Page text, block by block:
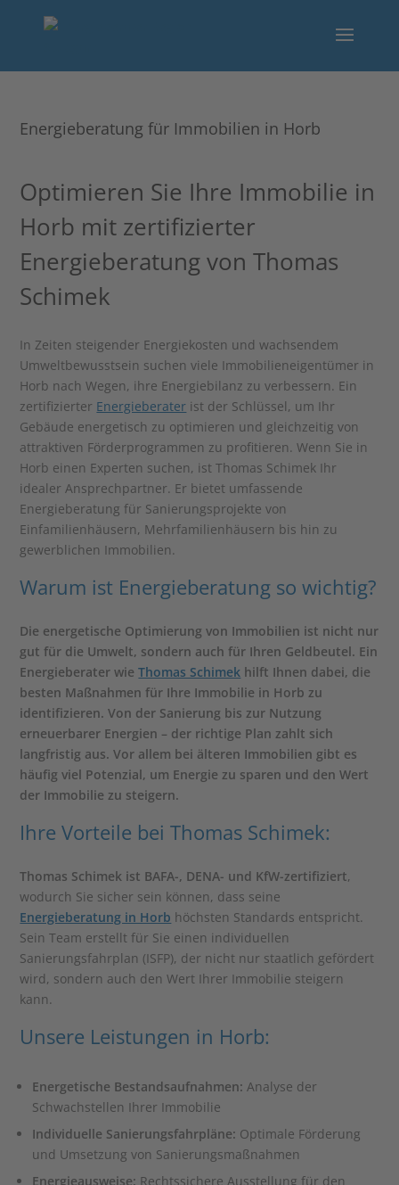
Energieberatung für Immobilien in Horb
Optimieren Sie Ihre Immobilie in
Horb mit zertifizierter
Energieberatung von Thomas
Schimek
In Zeiten steigender Energiekosten und wachsendem
Umweltbewusstsein suchen viele Immobilieneigentümer in
Horb nach Wegen, ihre Energiebilanz zu verbessern. Ein
zertifizierter Energieberater ist der Schlüssel, um Ihr
Gebäude energetisch zu optimieren und gleichzeitig von
attraktiven Förderprogrammen zu profitieren. Wenn Sie in
Horb einen Experten suchen, ist Thomas Schimek Ihr
idealer Ansprechpartner. Er bietet umfassende
Energieberatung für Sanierungsprojekte von
Einfamilienhäusern, Mehrfamilienhäusern bis hin zu
gewerblichen Immobilien.
Warum ist Energieberatung so wichtig?
Die energetische Optimierung von Immobilien ist nicht nur
gut für die Umwelt, sondern auch für Ihren Geldbeutel. Ein
Energieberater wieThomas Schimek hilft Ihnen dabei, die
besten Maßnahmen für Ihre Immobilie in Horb zu
identifizieren. Von der Sanierung bis zur Nutzung
erneuerbarer Energien – der richtige Plan zahlt sich
langfristig aus. Vor allem bei älteren Immobilien gibt es
häufig viel Potenzial, um Energie zu sparen und den Wert
der Immobilie zu steigern.
Ihre Vorteile bei Thomas Schimek:
Thomas Schimek ist BAFA-, DENA- und KfW-zertifiziert,
wodurch Sie sicher sein können, dass seine
Energieberatung in Horb höchsten Standards entspricht.
Sein Team erstellt für Sie einen individuellen
Sanierungsfahrplan (ISFP), der nicht nur staatlich gefördert
wird, sondern auch den Wert Ihrer Immobilie steigern
kann.
Unsere Leistungen in Horb:
Energetische Bestandsaufnahmen: Analyse der
Schwachstellen Ihrer Immobilie
Individuelle Sanierungsfahrpläne: Optimale Förderung
und Umsetzung von Sanierungsmaßnahmen
Energieausweise: Rechtssichere Ausstellung für den